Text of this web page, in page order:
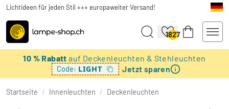
Lichtideen für jeden Stil +++ europaweiter Versand!
1827
10 % Rabattauf Deckenleuchten & Stehleuchten
Code: LIGHT Jetzt sparen
Startseite / Innenleuchten / Deckenleuchten